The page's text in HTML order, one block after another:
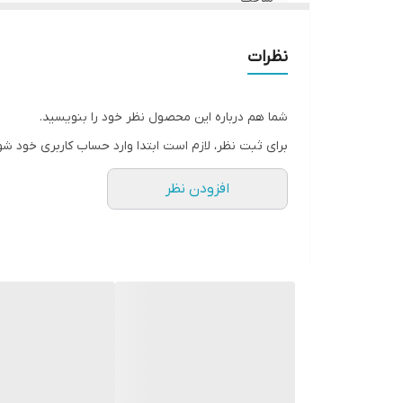
نظرات
شما هم درباره این محصول نظر خود را بنویسید.
برای ثبت نظر، لازم است ابتدا وارد حساب کاربری خود
افزودن نظر